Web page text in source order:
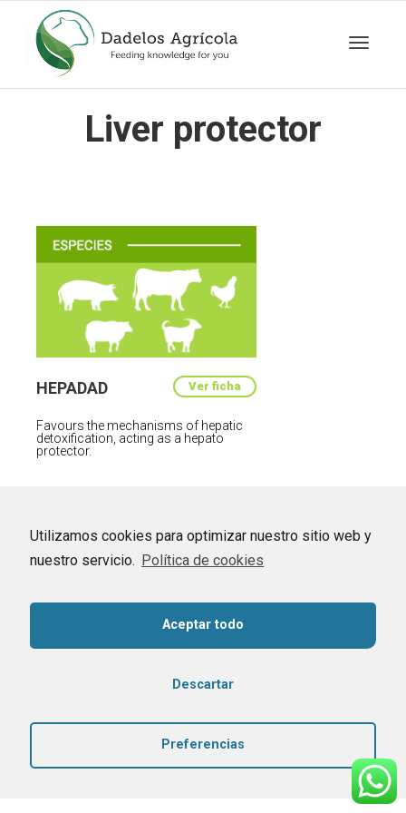
Utilizamos cookies para optimizar nuestro sitio web y
nuestro servicio. Política de cookies
Aceptar todo
Descartar
Preferencias
Liver protector
HEPADAD Ver ficha
Favours the mechanisms of hepatic
detoxification, acting as a hepato
protector.